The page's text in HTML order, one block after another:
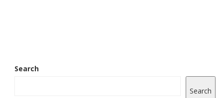
Search
Search